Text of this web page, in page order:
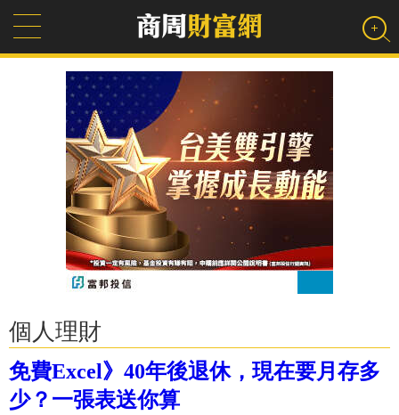
個人理財
免費Excel》40年後退休，現在要月存多
少？一張表送你算